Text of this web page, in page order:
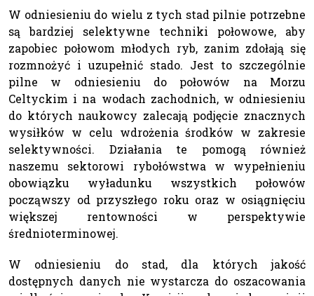
W odniesieniu do wielu z tych stad pilnie potrzebne
są bardziej selektywne techniki połowowe, aby
zapobiec połowom młodych ryb, zanim zdołają się
rozmnożyć i uzupełnić stado. Jest to szczególnie
pilne w odniesieniu do połowów na Morzu
Celtyckim i na wodach zachodnich, w odniesieniu
do których naukowcy zalecają podjęcie znacznych
wysiłków w celu wdrożenia środków w zakresie
selektywności. Działania te pomogą również
naszemu sektorowi rybołówstwa w wypełnieniu
obowiązku wyładunku wszystkich połowów
począwszy od przyszłego roku oraz w osiągnięciu
większej rentowności w perspektywie
średnioterminowej.
W odniesieniu do stad, dla których jakość
dostępnych danych nie wystarcza do oszacowania